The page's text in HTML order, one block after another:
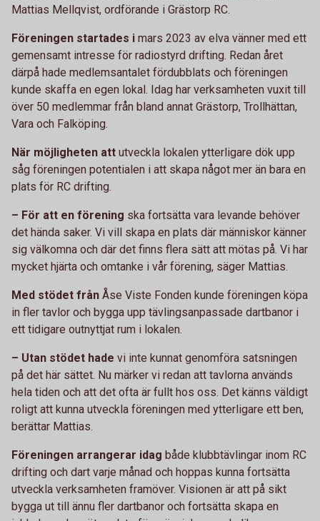
Mattias Mellqvist, ordförande i Grästorp RC.
Föreningen startades i mars 2023 av elva vänner med ett
gemensamt intresse för radiostyrd drifting. Redan året
därpå hade medlemsantalet fördubblats och föreningen
kunde skaffa en egen lokal. Idag har verksamheten vuxit till
över 50 medlemmar från bland annat Grästorp, Trollhättan,
Vara och Falköping.
När möjligheten att utveckla lokalen ytterligare dök upp
såg föreningen potentialen i att skapa något mer än bara en
plats för RC drifting.
– För att en förening ska fortsätta vara levande behöver
det hända saker. Vi vill skapa en plats där människor känner
sig välkomna och där det finns flera sätt att mötas på. Vi har
mycket hjärta och omtanke i vår förening, säger Mattias.
Med stödet från Åse Viste Fonden kunde föreningen köpa
in fler tavlor och bygga upp tävlingsanpassade dartbanor i
ett tidigare outnyttjat rum i lokalen.
– Utan stödet hade vi inte kunnat genomföra satsningen
på det här sättet. Nu märker vi redan att tavlorna används
hela tiden och att det ofta är fullt hos oss. Det känns väldigt
roligt att kunna utveckla föreningen med ytterligare ett ben,
berättar Mattias.
Föreningen arrangerar idag både klubbtävlingar inom RC
drifting och dart varje månad och hoppas kunna fortsätta
utveckla verksamheten framöver. Visionen är att på sikt
bygga ut till ännu fler dartbanor och fortsätta skapa en